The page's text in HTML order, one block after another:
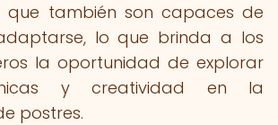
que también son capaces de
lo que brinda a los
la oportunidad de explorar
y creatividad en la
postres.